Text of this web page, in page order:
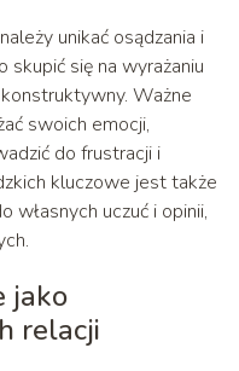
unikać osądzania i
się na wyrażaniu
Ważne
swoich emocji,
do frustracji i
kluczowe jest także
własnych uczuć i opinii,
jako
relacji